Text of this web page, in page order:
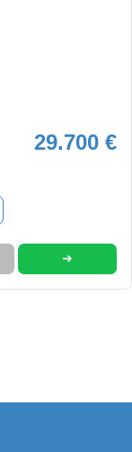
29.700 €
➜